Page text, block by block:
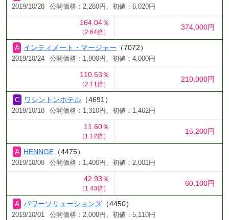
2019/10/28 公開価格：2,280円、初値：6,020円
164.04％
（2.64倍）
374,000円
インティメート・マージャー （7072）
2019/10/24 公開価格：1,900円、初値：4,000円
110.53％
（2.11倍）
210,000円
ワシントンホテル （4691）
2019/10/18 公開価格：1,310円、初値：1,462円
11.60％
（1.12倍）
15,200円
HENNGE （4475）
2019/10/08 公開価格：1,400円、初値：2,001円
42.93％
（1.43倍）
60,100円
パワーソリューションズ （4450）
2019/10/01 公開価格：2,000円、初値：5,110円